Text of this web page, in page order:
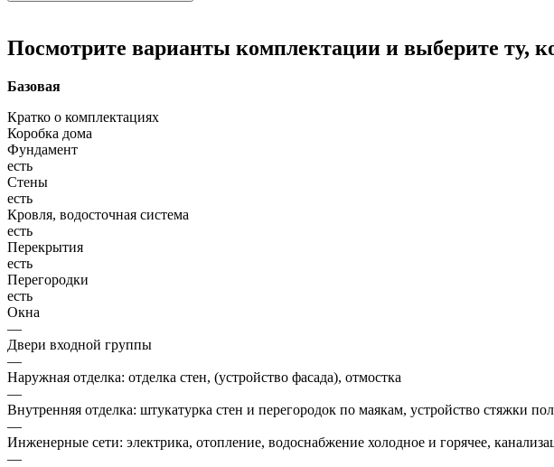
Посмотрите варианты комплектации и выберите ту,
Базовая
Кратко о комплектациях
Коробка дома
Фундамент
есть
Стены
есть
Кровля, водосточная система
есть
Перекрытия
есть
Перегородки
есть
Окна
—
Двери входной группы
—
Наружная отделка: отделка стен, (устройство фасада), отмостка
—
Внутренняя отделка: штукатурка стен и перегородок по маякам, устройство стяжки
—
Инженерные сети: электрика, отопление, водоснабжение холодное и горячее,
—